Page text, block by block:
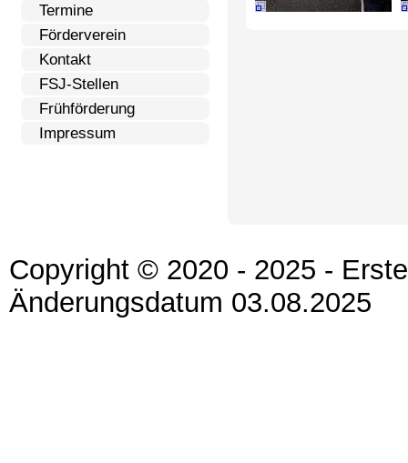
Termine
Förderverein
Kontakt
FSJ-Stellen
Frühförderung
Impressum
Copyright © 2020 - 2025 -
Änderungsdatum 03.08.2025